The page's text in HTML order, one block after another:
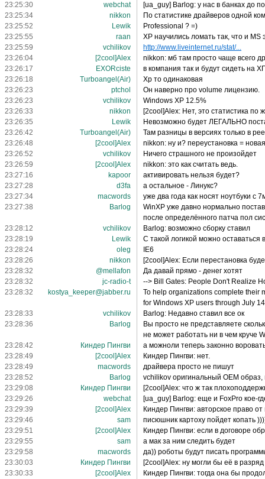
23:25:30
webchat
[ua_guy] Barlog: у нас в банках до
23:25:34
nikkon
По статистике драйверов одной
23:25:52
Lewik
Professional ? =)
23:25:55
raan
ХР научились ломать так, что и
23:25:59
vchilikov
http://www.liveinternet.ru/stat/...
23:26:04
[2cool]Alex
nikkon: мб там просто чаще всего
23:26:17
EXORciste
в компания так и будут сидеть на
23:26:18
Turboangel(Air)
Xp то одинаковая
23:26:23
ptchol
Он наверно про volume лицензию.
23:26:23
vchilikov
Windows XP 12.5%
23:26:33
nikkon
[2cool]Alex: Нет, это статистика по
23:26:35
Lewik
Невозможно будет ЛЕГАЛЬНО
23:26:42
Turboangel(Air)
Там разницы в версиях только в
23:26:48
[2cool]Alex
nikkon: ну и? переустановка =
23:26:52
vchilikov
Ничего страшного не произойдет
23:26:59
[2cool]Alex
nikkon: это как считать ведь.
23:27:16
kapoor
активировать нельзя будет?
23:27:28
d3fa
а остальное - Линукс?
23:27:34
macwords
уже два года как носят ноутбуки с
23:27:38
Barlog
WinXP уже давно нормально
после определённого патча пол
23:28:12
vchilikov
Barlog: возможно сборку ставил
23:28:19
Lewik
С такой логикой можно оставаться
23:28:24
oleg
IE6
23:28:26
nikkon
[2cool]Alex: Если перестановка
23:28:32
@mellafon
Да давай прямо - денег хотят
23:28:32
jc-radio-t
--> Bill Gates: People Don't Realize
23:28:32
kostya_keeper@jabber.ru
To help organizations complete their
for Windows XP users through July
23:28:33
vchilikov
Barlog: Недавно ставил все ок
23:28:36
Barlog
Вы просто не представляете
не может работать ни в чем круче
23:28:42
Киндер Пингви
а можноли теперь законно
23:28:49
[2cool]Alex
Киндер Пингви: нет.
23:28:49
macwords
драйвера просто не пишут
23:28:52
Barlog
vchilikov оригинальный OEM образ,
23:29:08
Киндер Пингви
[2cool]Alex: что ж так
23:29:26
webchat
[ua_guy] Barlog: еще и FoxPro кое-
23:29:39
[2cool]Alex
Киндер Пингви: авторское право
23:29:46
sam
писюшник картоху пойдет копать
23:29:51
[2cool]Alex
Киндер Пингви: если в договоре
23:29:55
sam
а мак за ним следить будет
23:29:58
macwords
да)) роботы будут писать
23:30:03
Киндер Пингви
[2cool]Alex: ну могли бы её в
23:30:33
[2cool]Alex Киндер Пингви: тогда она бы